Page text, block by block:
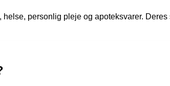
personlig pleje og apoteksvarer. Deres